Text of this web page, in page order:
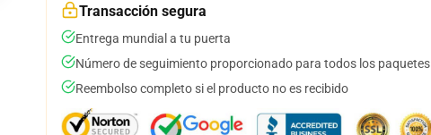
Transacción segura
Entrega mundial a tu puerta
Número de seguimiento proporcionado para todos los paquetes
Reembolso completo si el producto no es recibido